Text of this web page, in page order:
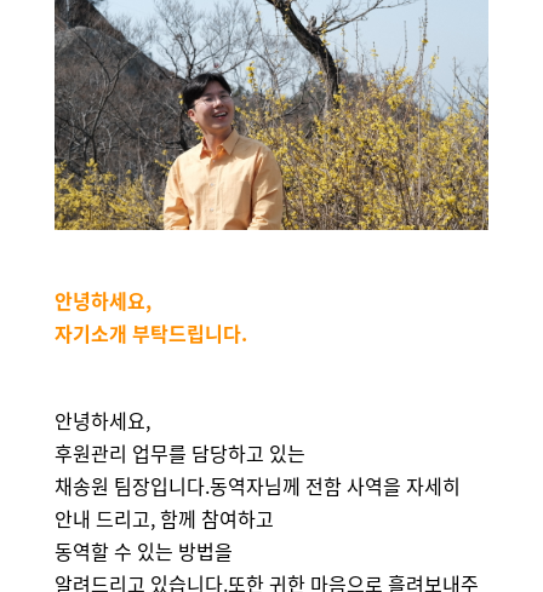
안녕하세요,
자기소개 부탁드립니다.
안녕하세요,
후원관리 업무를 담당하고 있는
채송원 팀장입니다.동역자님께 전함 사역을 자세히
안내 드리고, 함께 참여하고
동역할 수 있는 방법을
알려드리고 있습니다.또한 귀한 마음으로 흘려보내주